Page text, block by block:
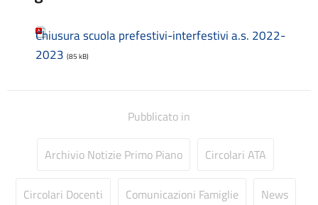
Contatti
Contrattazione collettiva
Dirigenza
Dotazione organica
Chiusura scuola prefestivi-interfestivi a.s. 2022-
2023 (85 kB)
Pubblicato in
Archivio Notizie Primo Piano Circolari ATA
Circolari Docenti Comunicazioni Famiglie News